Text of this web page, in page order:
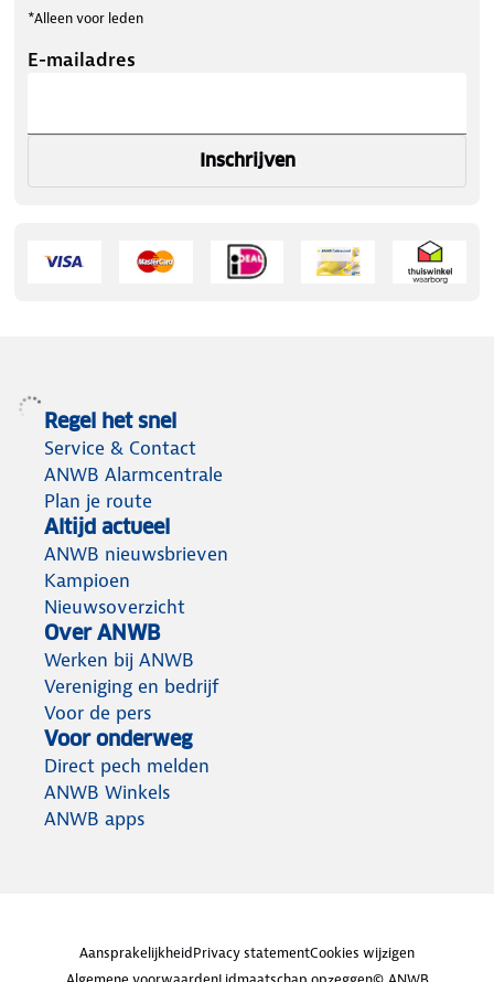
*Alleen voor leden
E-mailadres
Inschrijven
Regel het snel
Service & Contact
ANWB Alarmcentrale
Plan je route
Altijd actueel
ANWB nieuwsbrieven
Kampioen
Nieuwsoverzicht
Over ANWB
Werken bij ANWB
Vereniging en bedrijf
Voor de pers
Voor onderweg
Direct pech melden
ANWB Winkels
ANWB apps
AansprakelijkheidPrivacy statementCookies wijzigen